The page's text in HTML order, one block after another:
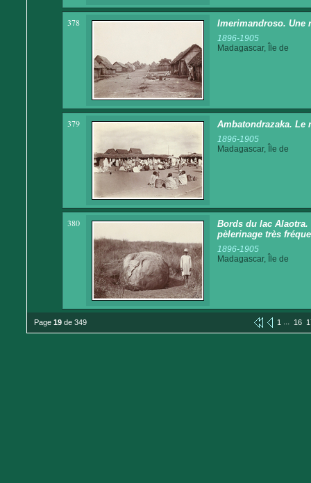
378 Imerimandroso. Une
1896-1905
Madagascar, Île de
379 Ambatondrazaka. Le
1896-1905
Madagascar, Île de
380
Bords du lac
pèlerinage très
1896-1905
Madagascar, Île de
Page 19 de 349 1 ... 16